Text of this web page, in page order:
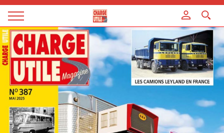
Magazine
Charge
utile
Panneau de gestion des cookies